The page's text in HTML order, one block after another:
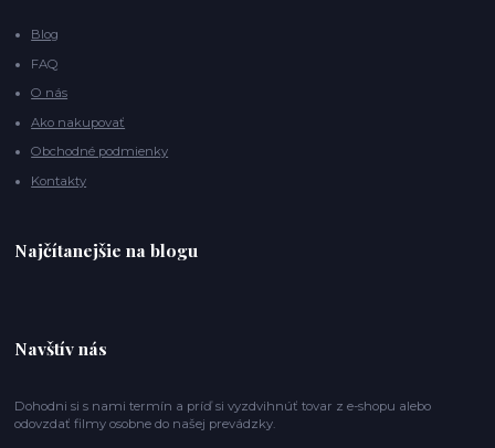
Blog
FAQ
O nás
Ako nakupovať
Obchodné podmienky
Kontakty
Najčítanejšie na blogu
Navštív nás
Dohodni si s nami termín a príď si vyzdvihnúť tovar z e-shopu alebo
odovzdať filmy osobne do našej prevádzky.